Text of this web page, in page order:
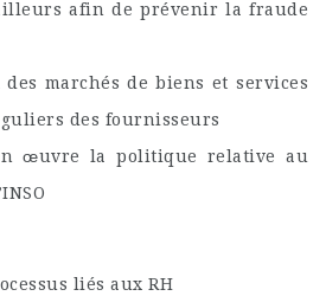
afin de prévenir la fraude
marchés de biens et services
des fournisseurs
œuvre la politique relative au
liés aux RH